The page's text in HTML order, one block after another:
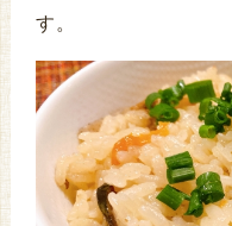
す。